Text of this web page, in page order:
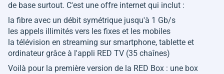
de base surtout. C'est une offre internet qui inclut :
la fibre avec un débit symétrique jusqu'à 1 Gb/s
les appels illimités vers les fixes et les mobiles
la télévision en streaming sur smartphone, tablette et
ordinateur grâce à l'appli RED TV (35 chaînes)
Voilà pour la première version de la RED Box : une box